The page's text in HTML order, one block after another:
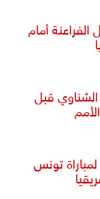
أمام
قبل
لمباراة تونس